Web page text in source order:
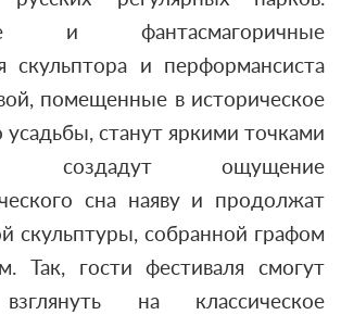
и фантасмагоричные
скульптора и перформансиста
помещенные в историческое
усадьбы, станут яркими точками
создадут ощущение
сна наяву и продолжат
скульптуры, собранной графом
Так, гости фестиваля смогут
на классическое